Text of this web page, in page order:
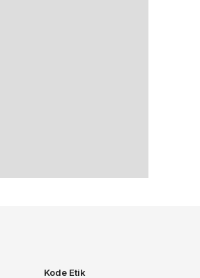
Kode Etik